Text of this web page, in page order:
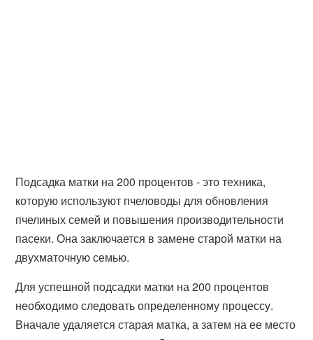
Подсадка матки на 200 процентов - это техника,
которую используют пчеловоды для обновления
пчелиных семей и повышения производительности
пасеки. Она заключается в замене старой матки на
двухматочную семью.
Для успешной подсадки матки на 200 процентов
необходимо следовать определенному процессу.
Вначале удаляется старая матка, а затем на ее место